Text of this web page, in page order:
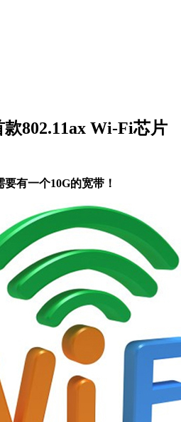
802.11ax Wi-Fi芯片
有一个10G的宽带！